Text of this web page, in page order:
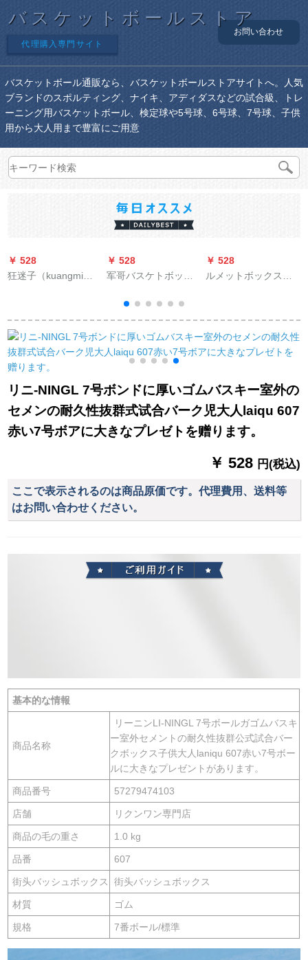
バスケットボールストア
代理購入専門サイト
お問い合わせ
バスケットボール通販なら、バスケットボールストアサイトへ。人気
ブランドのスポルティング、ナイキ、アディダスなどの試合級、トレ
ーニング用バスケットボール、検定球や5号球、6号球、7号球、子供
用から大人用まで豊富にご用意
￥ 528
狂迷子（kuangmi）
ローランド7番ボボロ
ボロドラバーボック
ス
￥ 528
军哥バスケトボック
セット军歌バークボ
ックス军歌バークバ
ック军歌バークボッ
クスボックスボック
スボックスボックス
ボックス太极太阳八
卦球モノロ室内室外
本革手触公式试合ト
リッグ标准7号个性的
バークノーケル太极
￥ 528
ルメットボックス落
7号ボア大人街头ボス
トン性格耐久性抜群
群滑り止め
リニ-NINGL 7号ボンドに厚いゴムバスキー室外の
セメンの耐久性抜群式试合バーク児大人laiqu 607
赤い7号ボアに大きなプレゼトを赠ります。
￥ 528 円(税込)
ここで表示されるのは商品原価です。代理費用、送料等
はお問い合わせください。
基本的な情報
商品名称
リーニンLI-NINGL 7号ボールガゴムバスキ
ー室外セメントの耐久性抜群公式試合バー
クボックス子供大人laniqu 607赤い7号ボー
ルに大きなプレゼントがあります。
商品番号 57279474103
店舗 リクンワン専門店
商品の毛の重さ 1.0 kg
品番 607
街头バッシュボックス 街头バッシュボックス
材質 ゴム
規格 7番ボール/標準